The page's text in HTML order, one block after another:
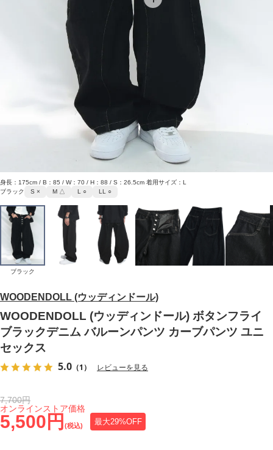
WOODENDOLL (ウッディンドール)
WOODENDOLL (ウッディンドール) ボタンフライ
ブラックデニム バルーンパンツ カーブパンツ ユニ
セックス
5.0 （1） レビューを見る
5,500円 (税込) 最大29%OFF
オンラインストア価格
7,700円
身長：175cm / B：85 / W：70 / H：88 / S：26.5cm 着用サイズ：L
ブラック
S × M △ L ○ LL ○
ブラック